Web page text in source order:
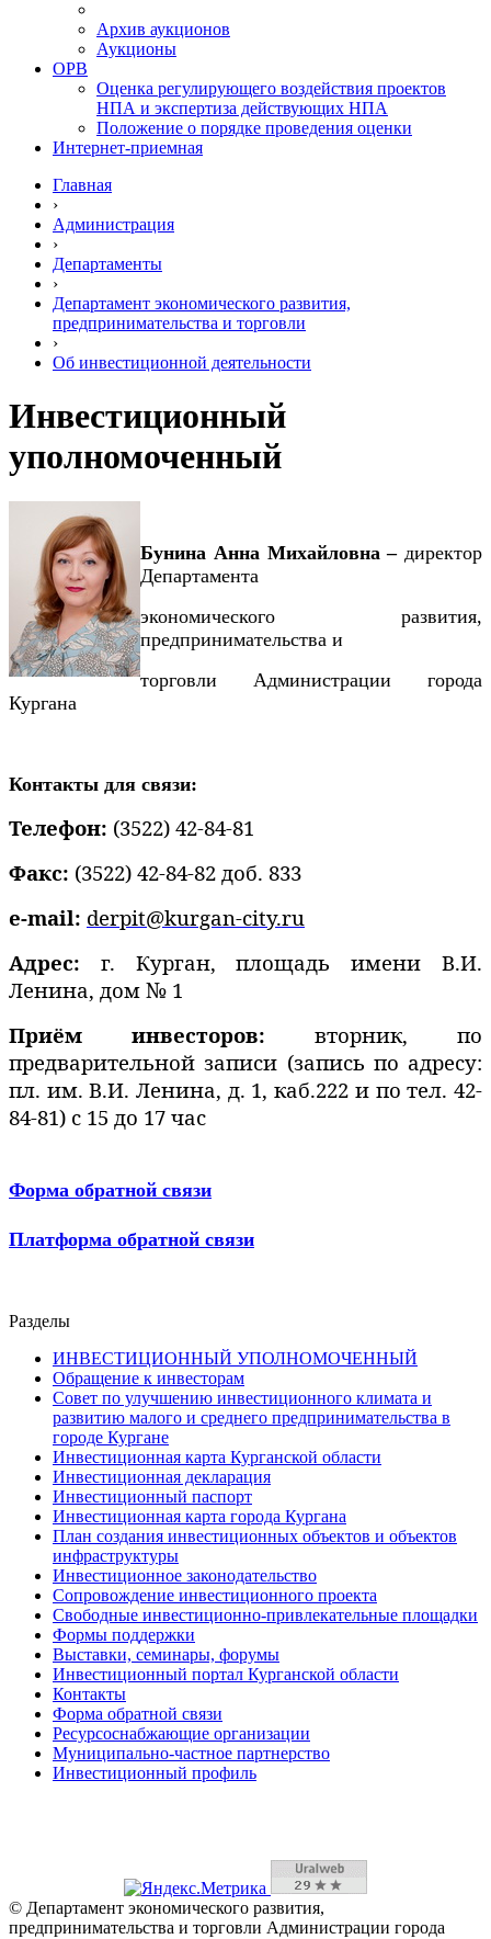
Архив аукционов
Аукционы
ОРВ
Оценка регулирующего воздействия проектов
НПА и экспертиза действующих НПА
Положение о порядке проведения оценки
Интернет-приемная
Главная
›
Администрация
›
Департаменты
›
Департамент экономического развития,
предпринимательства и торговли
›
Об инвестиционной деятельности
Инвестиционный
уполномоченный
Бунина Анна Михайловна – директор
Департамента
экономического развития,
предпринимательства и
торговли Администрации города
Кургана
Контакты для связи:
Телефон: (3522) 42-84-81
Факс: (3522) 42-84-82 доб. 833
e-mail: derpit@kurgan-city.ru
Адрес: г. Курган, площадь имени В.И.
Ленина, дом № 1
Приём инвесторов: вторник, по
предварительной записи (запись по адресу:
пл. им. В.И. Ленина, д. 1, каб.222 и по тел. 42-
84-81) с 15 до 17 час
Форма обратной связи
Платформа обратной связи
Разделы
ИНВЕСТИЦИОННЫЙ УПОЛНОМОЧЕННЫЙ
Обращение к инвесторам
Совет по улучшению инвестиционного климата и
развитию малого и среднего предпринимательства в
городе Кургане
Инвестиционная карта Курганской области
Инвестиционная декларация
Инвестиционный паспорт
Инвестиционная карта города Кургана
План создания инвестиционных объектов и объектов
инфраструктуры
Инвестиционное законодательство
Сопровождение инвестиционного проекта
Свободные инвестиционно-привлекательные площадки
Формы поддержки
Выставки, семинары, форумы
Инвестиционный портал Курганской области
Контакты
Форма обратной связи
Ресурсоснабжающие организации
Муниципально-частное партнерство
Инвестиционный профиль
© Департамент экономического развития,
предпринимательства и торговли Администрации города